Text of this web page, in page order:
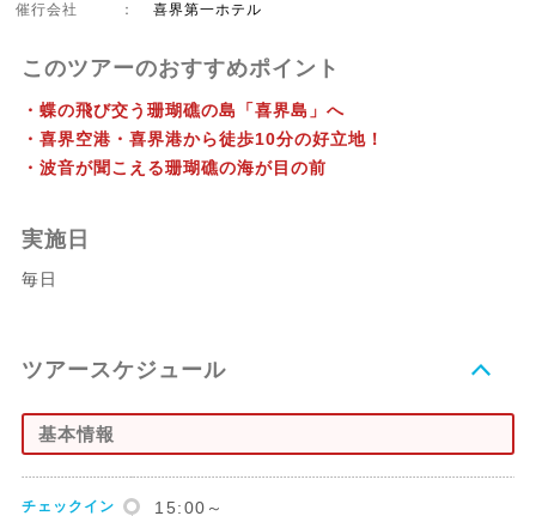
催行会社
： 喜界第一ホテル
このツアーのおすすめポイント
・蝶の飛び交う珊瑚礁の島「喜界島」へ
・喜界空港・喜界港から徒歩10分の好立地！
・波音が聞こえる珊瑚礁の海が目の前
実施日
毎日
ツアースケジュール
基本情報
チェックイン 15:00～